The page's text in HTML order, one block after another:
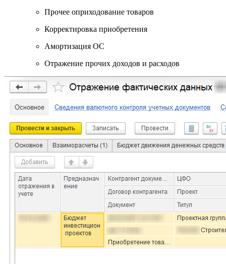
Прочее оприходование товаров
Корректировка приобретения
Амортизация ОС
Отражение прочих доходов и расходов